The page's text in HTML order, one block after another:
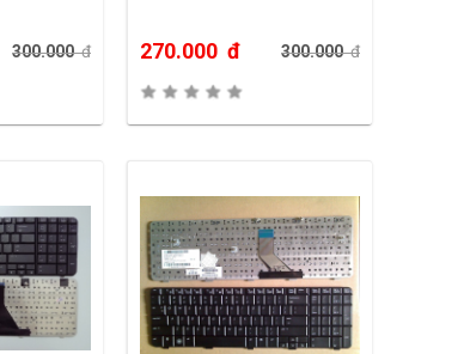
300.000đ 270.000 đ 300.000đ